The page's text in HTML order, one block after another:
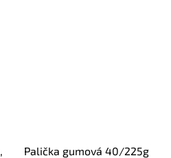
Palička gumová 40/225g